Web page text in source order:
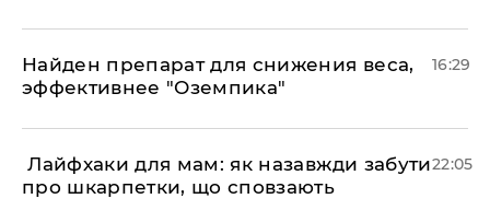
Найден препарат для снижения веса,
эффективнее "Оземпика"
16:29
​ Лайфхаки для мам: як назавжди забути
про шкарпетки, що сповзають
22:05